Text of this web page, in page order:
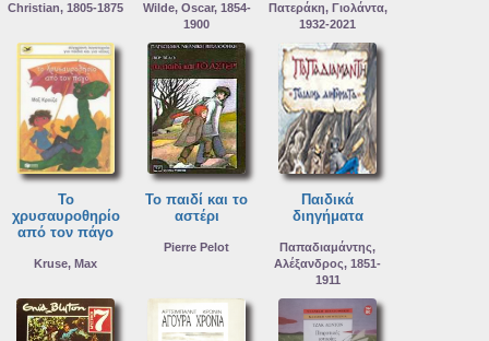
Christian, 1805-1875
Wilde, Oscar, 1854-
1900
Πατεράκη, Γιολάντα,
1932-2021
Το
χρυσαυροθηρίο
από τον πάγο
Kruse, Max
Το παιδί και το
αστέρι
Pierre Pelot
Παιδικά
διηγήματα
Παπαδιαμάντης,
Αλέξανδρος, 1851-
1911